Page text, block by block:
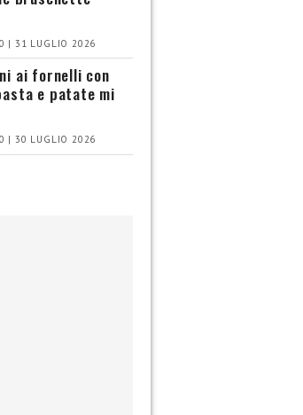
| 31 LUGLIO 2026
ai fornelli con
e patate mi
| 30 LUGLIO 2026